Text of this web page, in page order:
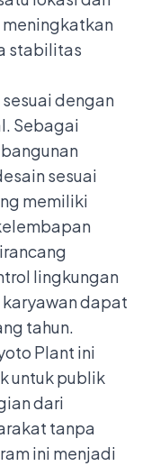
stabilitas
dengan
Sebagai
sesuai
memiliki
lingkungan
dapat
tahun.
Plant ini
untuk publik
dari
tanpa
ini menjadi